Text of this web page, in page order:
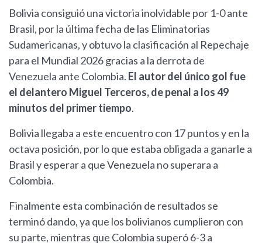
Bolivia consiguió una victoria inolvidable por 1-0 ante
Brasil, por la última fecha de las Eliminatorias
Sudamericanas, y obtuvo la clasificación al Repechaje
para el Mundial 2026 gracias a la derrota de
Venezuela ante Colombia. El autor del único gol fue
el delantero Miguel Terceros, de penal a los 49
minutos del primer tiempo.
Bolivia llegaba a este encuentro con 17 puntos y en la
octava posición, por lo que estaba obligada a ganarle a
Brasil y esperar a que Venezuela no superara a
Colombia.
Finalmente esta combinación de resultados se
terminó dando, ya que los bolivianos cumplieron con
su parte, mientras que Colombia superó 6-3 a